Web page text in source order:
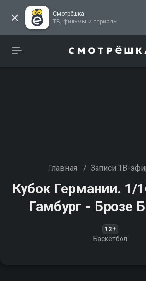
Смотрёшка
ТВ, фильмы и сериалы
Главная / Записи ТВ-
Кубок Германии. 1/
Гамбург - Брозе
12+
Баскетбол